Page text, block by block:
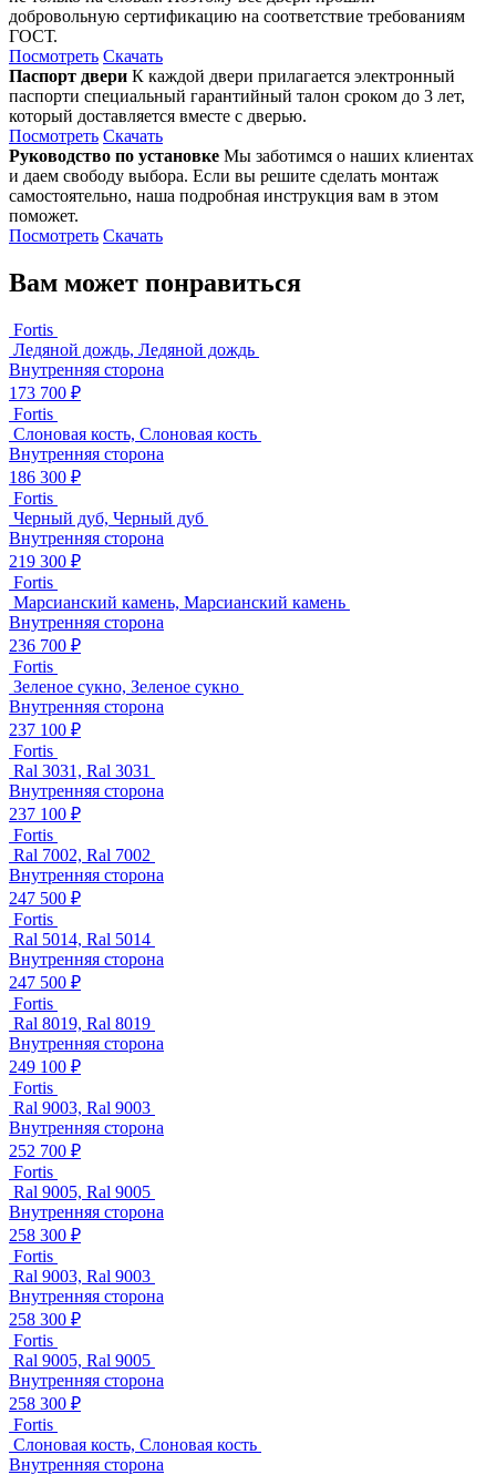
добровольную сертификацию на соответствие требованиям
ГОСТ.
Посмотреть Скачать
Паспорт двери К каждой двери прилагается электронный
паспорти специальный гарантийный талон сроком до 3 лет,
который доставляется вместе с дверью.
Посмотреть Скачать
Руководство по установке Мы заботимся о наших клиентах
и даем свободу выбора. Если вы решите сделать монтаж
самостоятельно, наша подробная инструкция вам в этом
поможет.
Посмотреть Скачать
Вам может понравиться
Fortis
Ледяной дождь, Ледяной дождь
Внутренняя сторона
173 700 ₽
Fortis
Слоновая кость, Слоновая кость
Внутренняя сторона
186 300 ₽
Fortis
Черный дуб, Черный дуб
Внутренняя сторона
219 300 ₽
Fortis
Марсианский камень, Марсианский камень
Внутренняя сторона
236 700 ₽
Fortis
Зеленое сукно, Зеленое сукно
Внутренняя сторона
237 100 ₽
Fortis
Ral 3031, Ral 3031
Внутренняя сторона
237 100 ₽
Fortis
Ral 7002, Ral 7002
Внутренняя сторона
247 500 ₽
Fortis
Ral 5014, Ral 5014
Внутренняя сторона
247 500 ₽
Fortis
Ral 8019, Ral 8019
Внутренняя сторона
249 100 ₽
Fortis
Ral 9003, Ral 9003
Внутренняя сторона
252 700 ₽
Fortis
Ral 9005, Ral 9005
Внутренняя сторона
258 300 ₽
Fortis
Ral 9003, Ral 9003
Внутренняя сторона
258 300 ₽
Fortis
Ral 9005, Ral 9005
Внутренняя сторона
258 300 ₽
Fortis
Слоновая кость, Слоновая кость
Внутренняя сторона